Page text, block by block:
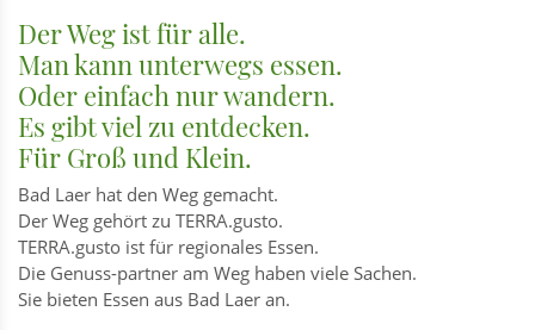
Der Weg ist für alle.
Man kann unterwegs essen.
Oder einfach nur wandern.
Es gibt viel zu entdecken.
Für Groß und Klein.
Bad Laer hat den Weg gemacht.
Der Weg gehört zu TERRA.gusto.
TERRA.gusto ist für regionales Essen.
Die Genuss-partner am Weg haben viele Sachen.
Sie bieten Essen aus Bad Laer an.